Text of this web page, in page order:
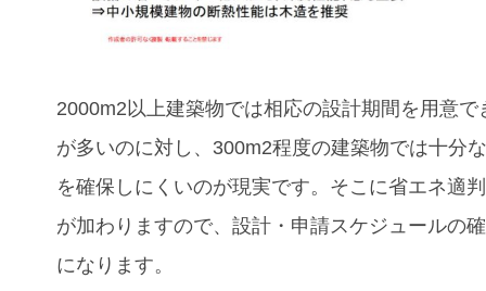
2000m2以上建築物では相応の設計期間を用意で
が多いのに対し、300m2程度の建築物では十分
を確保しにくいのが現実です。そこに省エネ適
が加わりますので、設計・申請スケジュールの
になります。